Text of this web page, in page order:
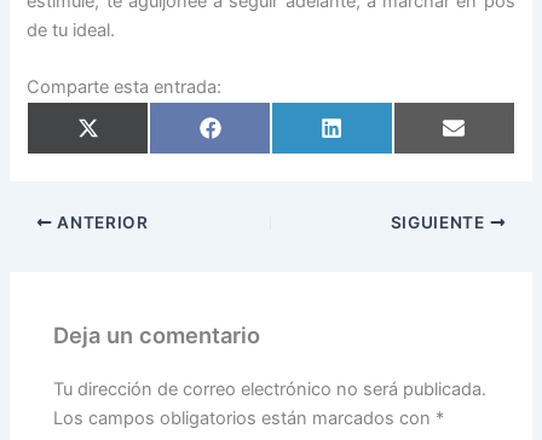
de tu ideal.
Comparte esta entrada:
Compartir
en
Compartir
en
Compartir
en
Compartir
en
ANTERIOR SIGUIENTE
Deja un comentario
Tu dirección de correo electrónico no será publicada.
Los campos obligatorios están marcados con *